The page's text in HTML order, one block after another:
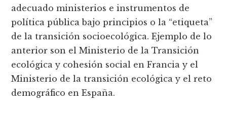
adecuado ministerios e instrumentos de
política pública bajo principios o la “etiqueta”
de la transición socioecológica. Ejemplo de lo
anterior son el Ministerio de la Transición
ecológica y cohesión social en Francia y el
Ministerio de la transición ecológica y el reto
demográfico en España.